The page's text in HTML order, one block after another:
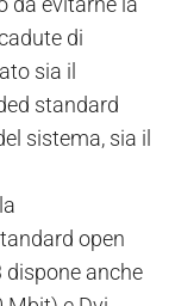
di
sia il
standard
sistema, sia il
open
dispone anche